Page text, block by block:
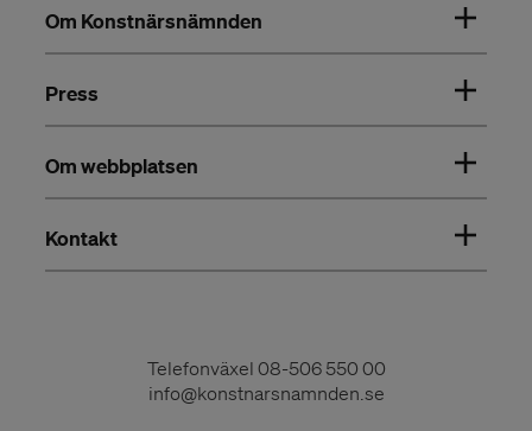
Om Konstnärsnämnden
Press
Om webbplatsen
Kontakt
Telefonväxel 08-506 550 00
info@konstnarsnamnden.se